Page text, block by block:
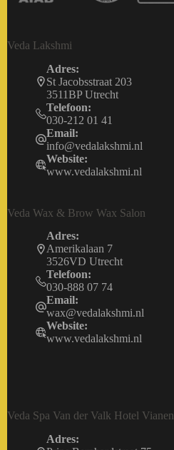
Veda Lakshmi
Adres:
St Jacobsstraat 203
3511BP Utrecht
Telefoon:
030-212 01 41
Email:
info@vedalakshmi.nl
Website:
www.vedalakshmi.nl
Veda Wax & Brow Wax Salon
Adres:
Amerikalaan 7
3526VD Utrecht
Telefoon:
030-888 07 74
Email:
wax@vedalakshmi.nl
Website:
www.vedalakshmi.nl
Veda Spa Van der Valk Hotel Vianen
Adres: